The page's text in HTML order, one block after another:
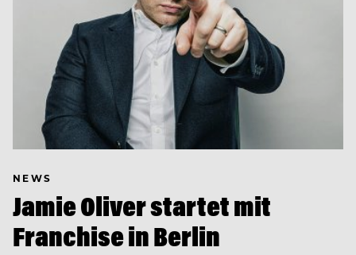
NEWS
Jamie Oliver startet mit
Franchise in Berlin